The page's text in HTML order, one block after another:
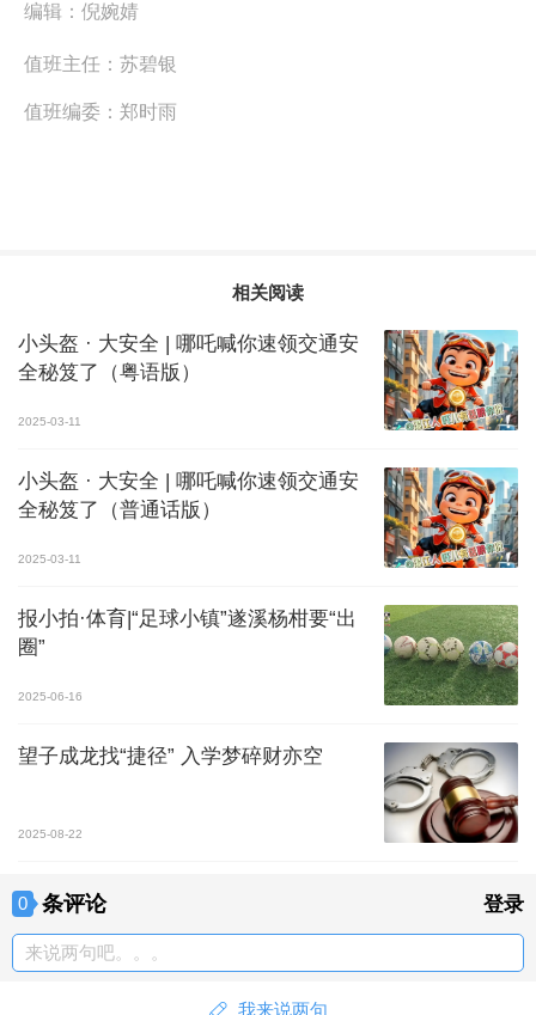
编辑： 倪婉婧
值班主任： 苏碧银
值班编委： 郑时雨
相关阅读
小头盔 · 大安全 | 哪吒喊你速领交通安
全秘笈了（粤语版）
2025-03-11
小头盔 · 大安全 | 哪吒喊你速领交通安
全秘笈了（普通话版）
2025-03-11
报小拍·体育|“足球小镇”遂溪杨柑要“出
圈”
2025-06-16
望子成龙找“捷径” 入学梦碎财亦空
2025-08-22
0 条评论 登录
来说两句吧。。。
我来说两句